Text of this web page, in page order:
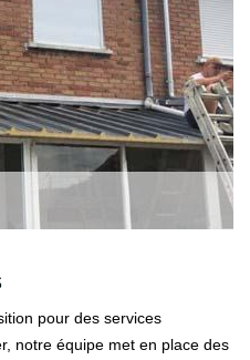
pour des services
notre équipe met en place des